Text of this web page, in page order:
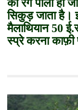
का रंग पीला हो
सिकुड़ जाता है।
मैलाथियान 50
स्प्रे करना काफ़ी